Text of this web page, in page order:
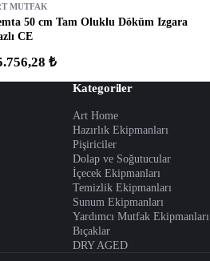
MUTFAK
50 cm Tam Oluklu Döküm Izgara
CE
₺
Kategoriler
Art Home
Hazırlık Ekipmanları
Pişiriciler
Dolap ve Soğutucular
İçecek Ekipmanları
Temizlik Ekipmanları
Sunum Ekipmanları
Yardımcı Mutfak Ekipmanları
Bıçaklar
DRY AGED